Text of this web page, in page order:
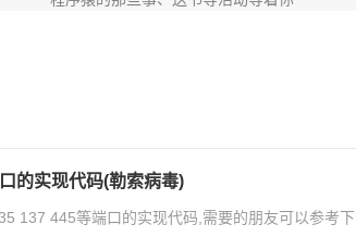
的实现代码(勒索病毒)
137 445等端口的实现代码,需要的朋友可以参考下